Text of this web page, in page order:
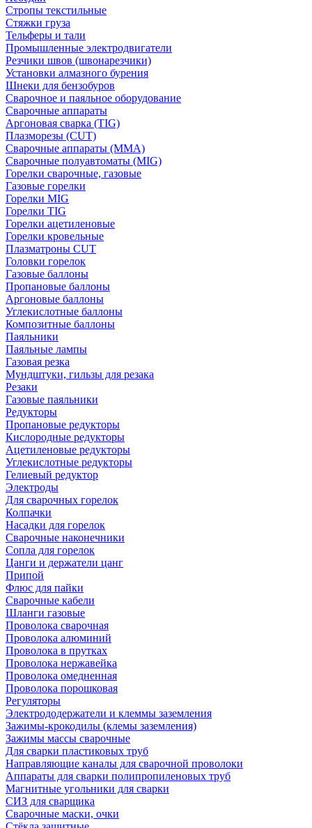
Стропы текстильные
Стяжки груза
Тельферы и тали
Промышленные электродвигатели
Резчики швов (швонарезчики)
Установки алмазного бурения
Шнеки для бензобуров
Сварочное и паяльное оборудование
Сварочные аппараты
Аргоновая сварка (TIG)
Плазморезы (CUT)
Сварочные аппараты (MMA)
Сварочные полуавтоматы (MIG)
Горелки сварочные, газовые
Газовые горелки
Горелки MIG
Горелки TIG
Горелки ацетиленовые
Горелки кровельные
Плазматроны CUT
Головки горелок
Газовые баллоны
Пропановые баллоны
Аргоновые баллоны
Углекислотные баллоны
Композитные баллоны
Паяльники
Паяльные лампы
Газовая резка
Мундштуки, гильзы для резака
Резаки
Газовые паяльники
Редукторы
Пропановые редукторы
Кислородные редукторы
Ацетиленовые редукторы
Углекислотные редукторы
Гелиевый редуктор
Электроды
Для сварочных горелок
Колпачки
Насадки для горелок
Сварочные наконечники
Сопла для горелок
Цанги и держатели цанг
Припой
Флюс для пайки
Сварочные кабели
Шланги газовые
Проволока сварочная
Проволока алюминий
Проволока в прутках
Проволока нержавейка
Проволока омедненная
Проволока порошковая
Регуляторы
Электрододержатели и клеммы заземления
Зажимы-крокодилы (клемы заземления)
Зажимы массы сварочные
Для сварки пластиковых труб
Направляющие каналы для сварочной проволоки
Аппараты для сварки полипропиленовых труб
Магнитные угольники для сварки
СИЗ для сварщика
Сварочные маски, очки